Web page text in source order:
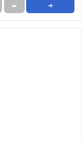
➦ ➜